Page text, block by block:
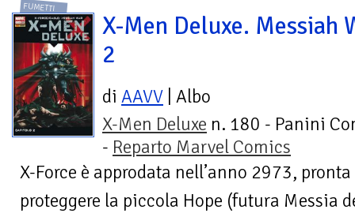
FUMETTI
X-Men Deluxe. Messiah
2
di AAVV | Albo
X-Men Deluxe n. 180 - Panini
- Reparto Marvel Comics
X-Force è approdata nell’anno 2973,
proteggere la piccola Hope (futura Messia